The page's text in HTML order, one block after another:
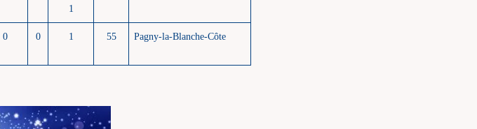
1
0 0 1 55 Pagny-la-Blanche-Côte